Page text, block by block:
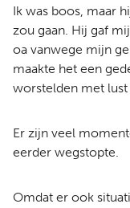
Ik was boos, maar
zou gaan. Hij gaf
oa vanwege mijn
maakte het een
worstelden met
Er zijn veel
eerder wegstopte.
Omdat er ook